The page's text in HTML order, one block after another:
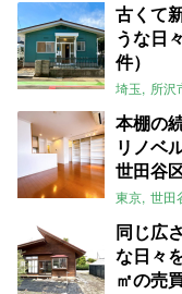
古くて
うな日
件）
埼玉 所沢
本棚の
リノベ
世田谷
東京 世田
同じ広
な日々
㎡の売